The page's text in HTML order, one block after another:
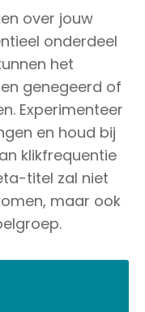
over jouw
onderdeel
het
genegeerd of
Experimenteer
en houd bij
klikfrequentie
titel zal niet
maar ook